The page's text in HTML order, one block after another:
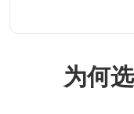
为何